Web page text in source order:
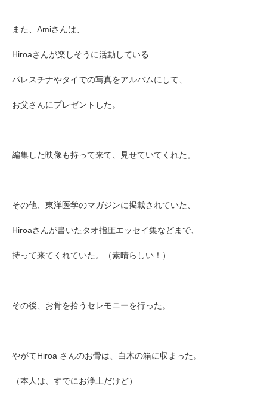
また、Amiさんは、
Hiroaさんが楽しそうに活動している
パレスチナやタイでの写真をアルバムにして、
お父さんにプレゼントした。
編集した映像も持って来て、見せていてくれた。
その他、東洋医学のマガジンに掲載されていた、
Hiroaさんが書いたタオ指圧エッセイ集などまで、
持って来てくれていた。（素晴らしい！）
その後、お骨を拾うセレモニーを行った。
やがてHiroa さんのお骨は、白木の箱に収まった。
（本人は、すでにお浄土だけど）